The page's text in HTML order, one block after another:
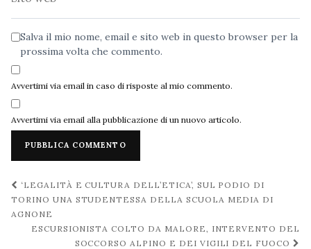
Salva il mio nome, email e sito web in questo browser per la
prossima volta che commento.
Avvertimi via email in caso di risposte al mio commento.
Avvertimi via email alla pubblicazione di un nuovo articolo.
Navigazione
post
‘LEGALITÀ E CULTURA DELL’ETICA’, SUL PODIO DI
TORINO UNA STUDENTESSA DELLA SCUOLA MEDIA DI
AGNONE
ESCURSIONISTA COLTO DA MALORE, INTERVENTO DEL
SOCCORSO ALPINO E DEI VIGILI DEL FUOCO